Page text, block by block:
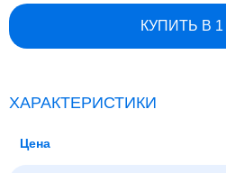
КУПИТЬ В
ХАРАКТЕРИСТИКИ
Цена